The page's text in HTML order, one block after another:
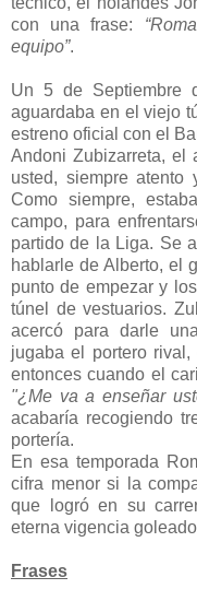
con una frase:
equipo”.
Un 5 de Septiembre
aguardaba en el viejo
estreno oficial con el
Andoni Zubizarreta, el
usted, siempre atento
Como siempre,
campo, para
partido de la Liga. Se
hablarle de Alberto, el
punto de empezar y
túnel de vestuarios.
acercó para darle
jugaba el portero
entonces cuando el
"¿Me va a enseñar
acabaría recogiendo
portería.
En esa temporada
cifra menor si la
que logró en su
eterna vigencia
Frases